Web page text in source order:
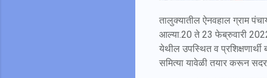
तालुक्यातील ऐनवहाल ग्राम
आल्या.20 ते 23 फेब्रुवारी 2022
येथील उपस्थित व प्रशिक्षणार्थी
समित्या यावेळी तयार करून